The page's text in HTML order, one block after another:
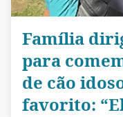
Família
para
de cão
favorito: